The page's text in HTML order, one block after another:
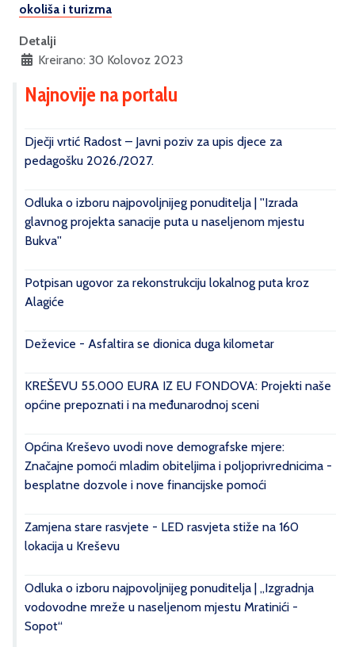
okoliša i turizma
Detalji
Kreirano: 30 Kolovoz 2023
Najnovije na portalu
Dječji vrtić Radost – Javni poziv za upis djece za
pedagošku 2026./2027.
Odluka o izboru najpovoljnijeg ponuditelja | ''Izrada
glavnog projekta sanacije puta u naseljenom mjestu
Bukva''
Potpisan ugovor za rekonstrukciju lokalnog puta kroz
Alagiće
Deževice - Asfaltira se dionica duga kilometar
KREŠEVU 55.000 EURA IZ EU FONDOVA: Projekti naše
općine prepoznati i na međunarodnoj sceni
Općina Kreševo uvodi nove demografske mjere:
Značajne pomoći mladim obiteljima i poljoprivrednicima -
besplatne dozvole i nove financijske pomoći
Zamjena stare rasvjete - LED rasvjeta stiže na 160
lokacija u Kreševu
Odluka o izboru najpovoljnijeg ponuditelja | „Izgradnja
vodovodne mreže u naseljenom mjestu Mratinići -
Sopot“